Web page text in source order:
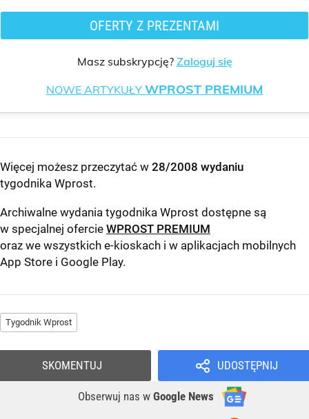
OFERTY Z PREZENTAMI
Masz subskrypcję? Zaloguj się
NOWE ARTYKUŁY WPROST PREMIUM
Więcej możesz przeczytać w 28/2008 wydaniu
tygodnika Wprost.
Archiwalne wydania tygodnika Wprost dostępne są
w specjalnej ofercie WPROST PREMIUM
oraz we wszystkich e-kioskach i w aplikacjach mobilnych
App Store i Google Play.
Tygodnik Wprost
UDOSTĘPNIJ
Obserwuj nas w Google News
SKOMENTUJ